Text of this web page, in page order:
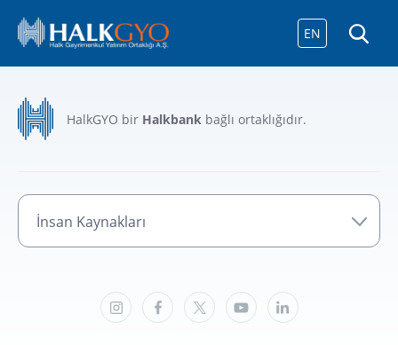
EN
HalkGYO bir Halkbank bağlı ortaklığıdır.
İnsan Kaynakları